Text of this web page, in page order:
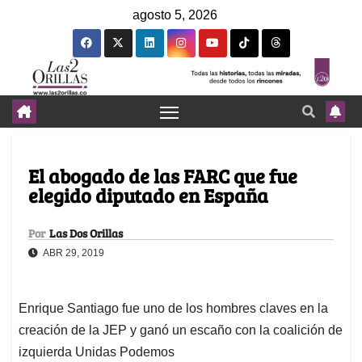
agosto 5, 2026
El abogado de las FARC que fue
elegido diputado en España
Por Las Dos Orillas
ABR 29, 2019
Enrique Santiago fue uno de los hombres claves en la
creación de la JEP y ganó un escaño con la coalición de
izquierda Unidas Podemos